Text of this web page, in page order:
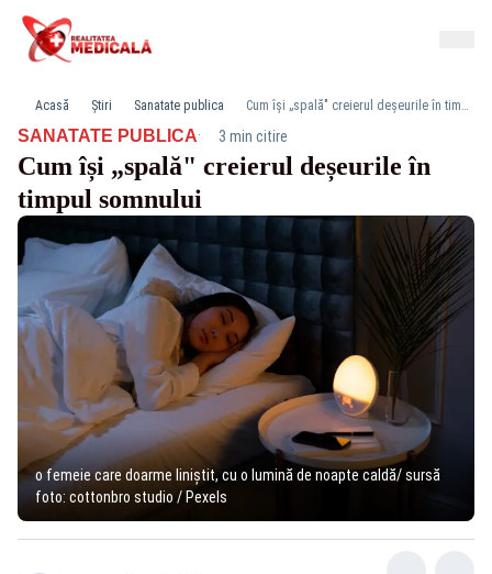
Acasă Știri Sanatate publica Cum își „spală" creierul deșeurile în timpul somnului
SANATATE PUBLICA· 3 min citire
Cum își „spală" creierul deșeurile în
timpul somnului
o femeie care doarme liniștit, cu o lumină de noapte caldă/ sursă
foto: cottonbro studio / Pexels